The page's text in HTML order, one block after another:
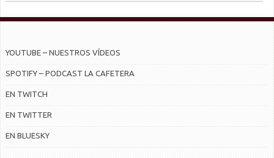
YOUTUBE – NUESTROS VÍDEOS
SPOTIFY – PODCAST LA CAFETERA
EN TWITCH
EN TWITTER
EN BLUESKY